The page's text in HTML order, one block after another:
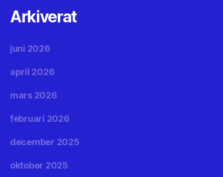
Arkiverat
juni 2026
april 2026
mars 2026
februari 2026
december 2025
oktober 2025